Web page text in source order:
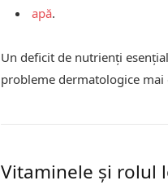
apă.
Un deficit de nutrienți
probleme dermatologice mai
Vitaminele și rolul